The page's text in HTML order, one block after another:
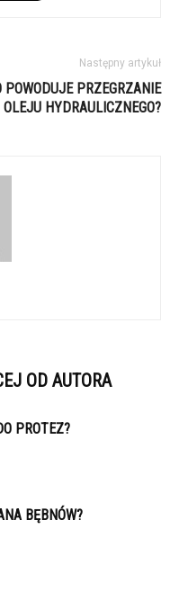
Następny artykuł
POWODUJE PRZEGRZANIE
OLEJU HYDRAULICZNEGO?
OD AUTORA
PROTEZ?
BĘBNÓW?